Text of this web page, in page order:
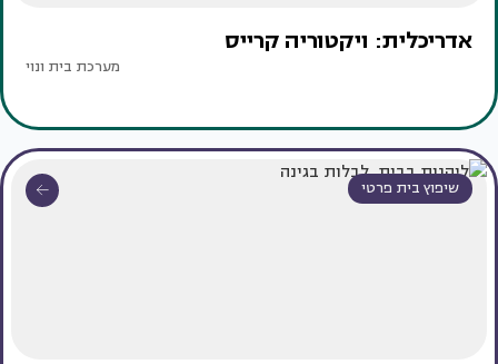
אדריכלית: ויקטוריה קרייס
מערכת בית ונוי
שיפוץ בית פרטי